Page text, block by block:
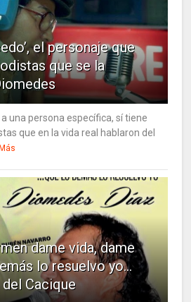
el personaje que
que se la
una persona específica, sí tiene
que en la vida real hablaron del
dame vida, dame
lo resuelvo yo…
Cacique